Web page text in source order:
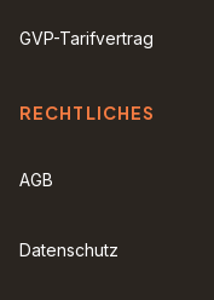
GVP-Tarifvertrag
RECHTLICHES
AGB
Datenschutz